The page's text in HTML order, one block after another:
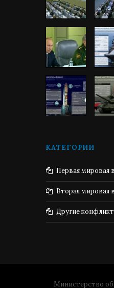
КАТЕГОРИИ
Первая мировая
Вторая мировая
Другие
Министерство